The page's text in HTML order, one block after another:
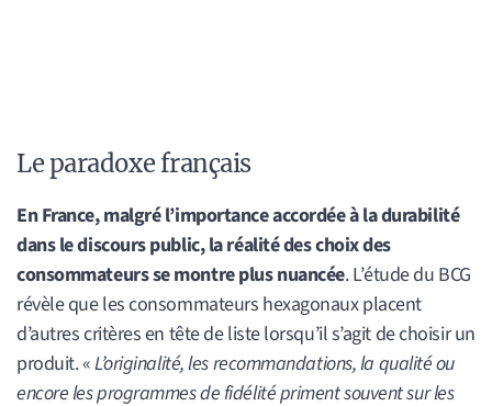
Le paradoxe français
En France, malgré l’importance accordée à la durabilité
dans le discours public, la réalité des choix des
consommateurs se montre plus nuancée. L’étude du BCG
révèle que les consommateurs hexagonaux placent
d’autres critères en tête de liste lorsqu’il s’agit de choisir un
produit. «L’originalité, les recommandations, la qualité ou
encore les programmes de fidélité priment souvent sur les